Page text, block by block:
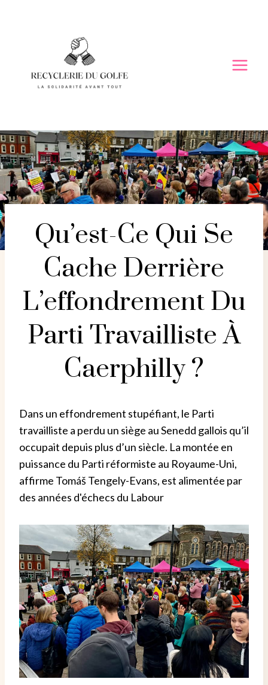
Qu’est-Ce Qui Se
Cache Derrière
L’effondrement Du
Parti Travailliste À
Caerphilly ?
Dans un effondrement stupéfiant, le Parti
travailliste a perdu un siège au Senedd gallois qu’il
occupait depuis plus d’un siècle. La montée en
puissance du Parti réformiste au Royaume-Uni,
affirme Tomáš Tengely-Evans, est alimentée par
des années d'échecs du Labour